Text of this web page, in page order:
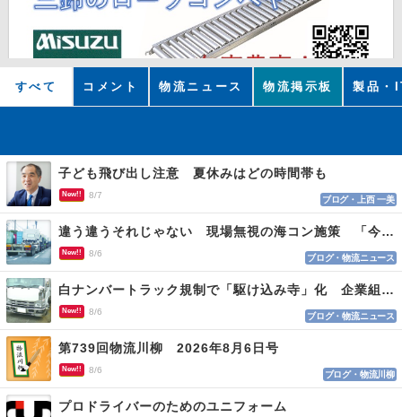
すべて コメント 物流ニュース 物流掲示板 製品・
子ども飛び出し注意 夏休みはどの時間帯も
New!! 8/7 ブログ・上西 一美
違う違うそれじゃない 現場無視の海コン施策 「今でも平均２～３時間は待つ」
New!! 8/6 ブログ・物流ニュース
白ナンバートラック規制で「駆け込み寺」化 企業組合が入会基準を見直しへ
New!! 8/6 ブログ・物流ニュース
第739回物流川柳 2026年8月6日号
New!! 8/6 ブログ・物流川柳
プロドライバーのためのユニフォーム